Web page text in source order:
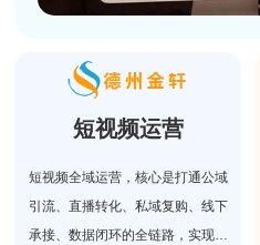
短视频运营
短视频全域运营，核心是打通公域
引流、直播转化、私域复购、线下
承接、数据闭环的全链路，实现多